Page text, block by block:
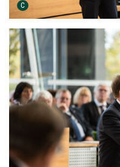
C Urheber der Grafik: